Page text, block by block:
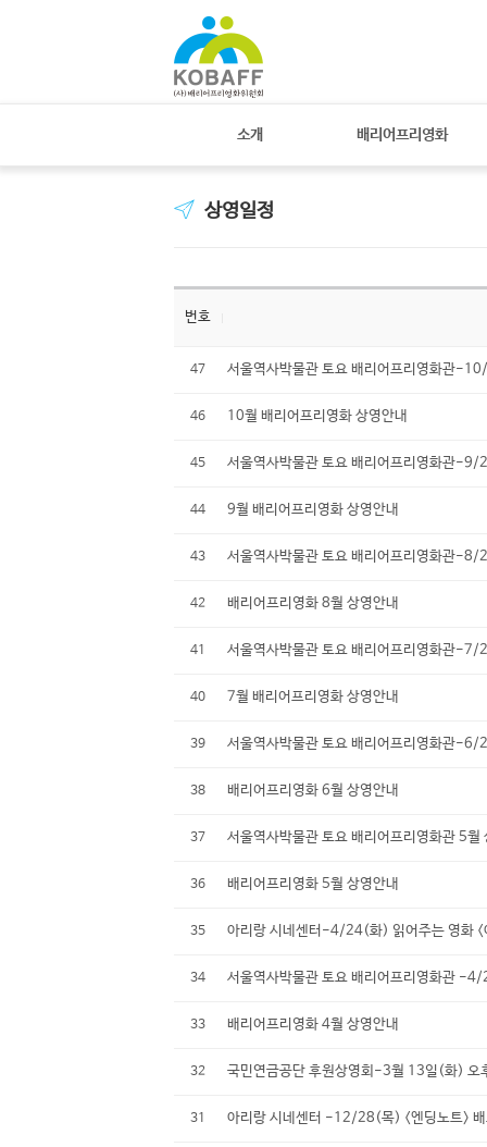
소개 배리어프리영화
상영일정
번호
47 서울역사박물관 토요 배리어프리영화관-
46 10월 배리어프리영화 상영안내
45 서울역사박물관 토요 배리어프리영화관-9/
44 9월 배리어프리영화 상영안내
43 서울역사박물관 토요 배리어프리영화관-8/
42 배리어프리영화 8월 상영안내
41 서울역사박물관 토요 배리어프리영화관-7/
40 7월 배리어프리영화 상영안내
39 서울역사박물관 토요 배리어프리영화관-6/
38 배리어프리영화 6월 상영안내
37 서울역사박물관 토요 배리어프리영화관 5
36 배리어프리영화 5월 상영안내
35 아리랑 시네센터-4/24(화) 읽어주는 영화 <
34 서울역사박물관 토요 배리어프리영화관 -
33 배리어프리영화 4월 상영안내
32 국민연금공단 후원상영회-3월 13일(화) 오
31 아리랑 시네센터 -12/28(목) <엔딩노트> 배